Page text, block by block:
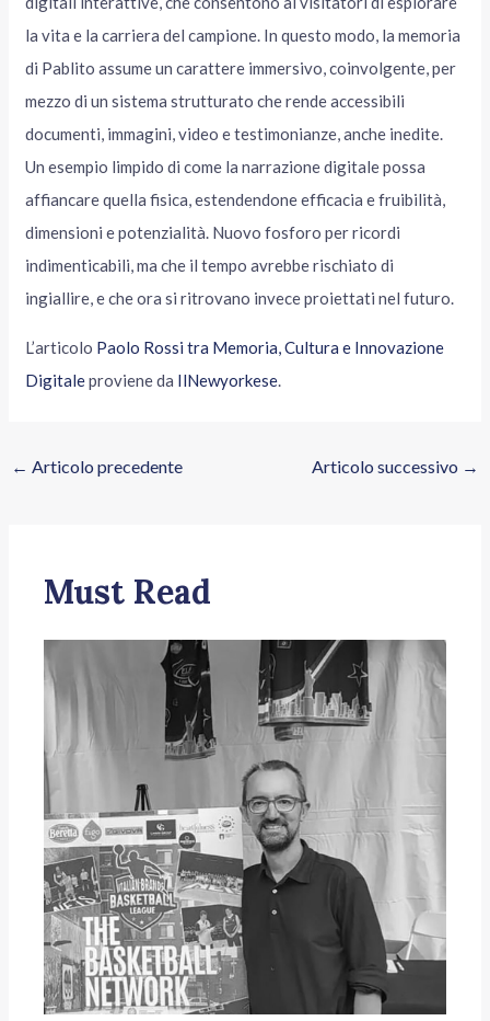
la vita e la carriera del campione. In questo modo, la memoria
di Pablito assume un carattere immersivo, coinvolgente, per
mezzo di un sistema strutturato che rende accessibili
documenti, immagini, video e testimonianze, anche inedite.
Un esempio limpido di come la narrazione digitale possa
affiancare quella fisica, estendendone efficacia e fruibilità,
dimensioni e potenzialità. Nuovo fosforo per ricordi
indimenticabili, ma che il tempo avrebbe rischiato di
ingiallire, e che ora si ritrovano invece proiettati nel futuro.
L’articolo Paolo Rossi tra Memoria, Cultura e Innovazione
Digitaleproviene da IlNewyorkese.
← Articolo precedente Articolo successivo →
Must Read